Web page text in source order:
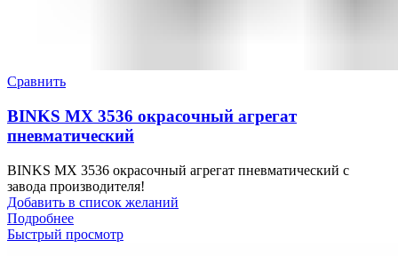
Сравнить
BINKS MX 3536 окрасочный агрегат
пневматический
BINKS MX 3536 окрасочный агрегат пневматический с
завода производителя!
Добавить в список желаний
Подробнее
Быстрый просмотр